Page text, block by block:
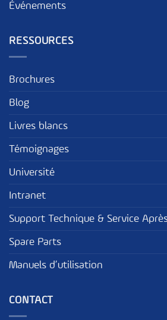
Événements
RESSOURCES
Brochures
Blog
Livres blancs
Témoignages
Université
Intranet
Support Technique & Service
Spare Parts
Manuels d’utilisation
CONTACT